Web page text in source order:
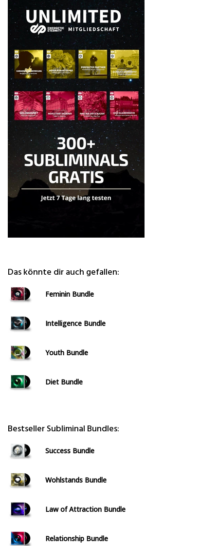
Das könnte dir auch gefallen:
Feminin Bundle
Intelligence Bundle
Youth Bundle
Diet Bundle
Bestseller Subliminal Bundles:
Success Bundle
Wohlstands Bundle
Law of Attraction Bundle
Relationship Bundle